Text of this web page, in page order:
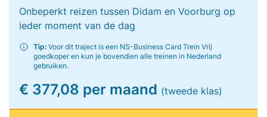
Onbeperkt reizen tussen Didam en Voorburg op
ieder moment van de dag
Tip: Voor dit traject is een NS-Business Card Trein Vrij
goedkoper en kun je bovendien alle treinen in Nederland
gebruiken.
€ 377,08 per maand (tweede klas)